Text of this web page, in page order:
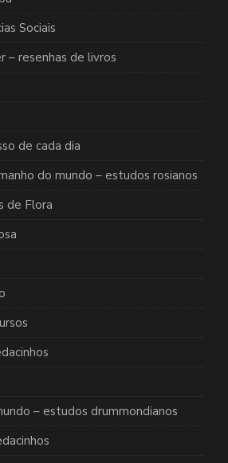
Sociais
– resenhas de livros
de cada dia
do mundo – estudos rosianos
de Flora
– estudos drummondianos